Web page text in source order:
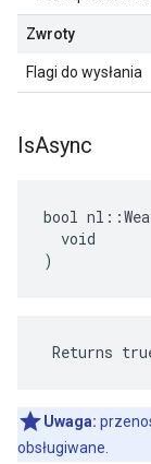
Zwroty
Flagi do wysłania
IsAsync
bool
  void
)
Returns
Uwaga:
obsługiwane.